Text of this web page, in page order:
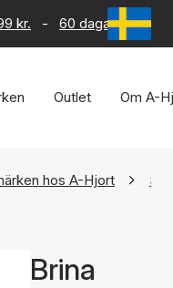
kr. - 60 dagars
Outlet Om A-
hos A-Hjort Sif
Brina